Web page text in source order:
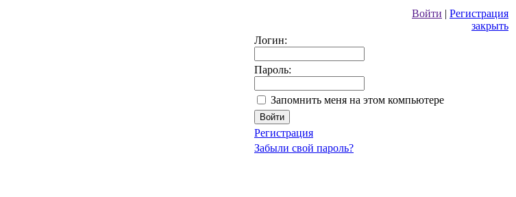
Войти | Регистрация
закрыть
Логин:
Пароль:
Запомнить меня на этом компьютере
Регистрация
Забыли свой пароль?